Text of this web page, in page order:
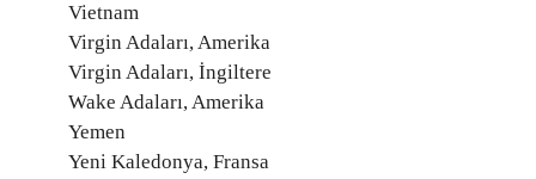
Vietnam
Virgin Adaları, Amerika
Virgin Adaları, İngiltere
Wake Adaları, Amerika
Yemen
Yeni Kaledonya, Fransa